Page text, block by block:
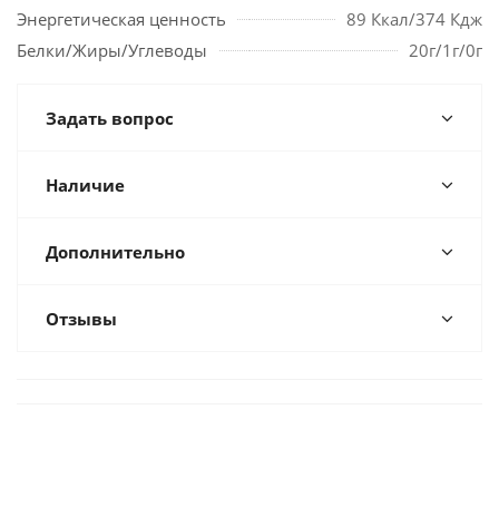
Энергетическая ценность
89 Ккал/374 Кдж
Белки/Жиры/Углеводы
20г/1г/0г
Задать вопрос
Наличие
Дополнительно
Отзывы